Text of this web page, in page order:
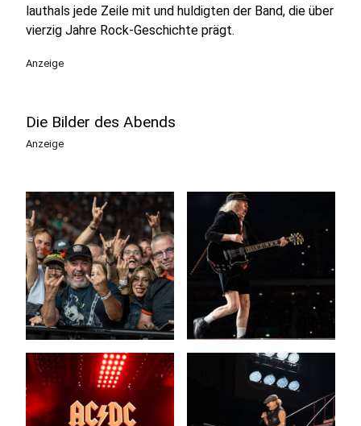
lauthals jede Zeile mit und huldigten der Band, die über
vierzig Jahre Rock-Geschichte prägt.
Anzeige
Die Bilder des Abends
Anzeige